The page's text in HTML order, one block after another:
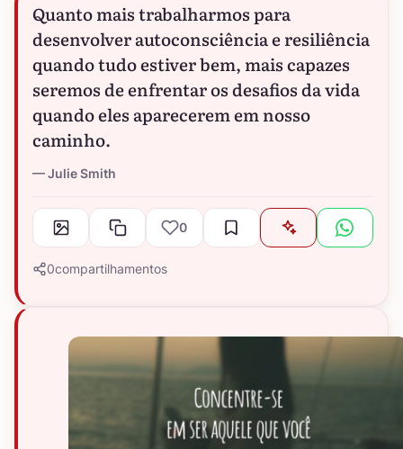
Quanto mais trabalharmos para
desenvolver autoconsciência e resiliência
quando tudo estiver bem, mais capazes
seremos de enfrentar os desafios da vida
quando eles aparecerem em nosso
caminho.
Julie Smith
0
0compartilhamentos